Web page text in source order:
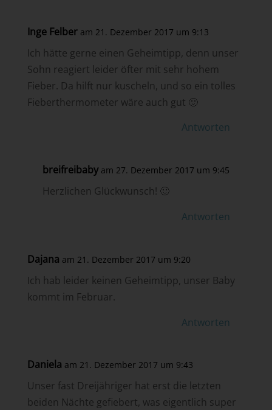
Inge Felber am 21. Dezember 2017 um 9:13
Ich hätte gerne einen Geheimtipp, denn unser
Sohn reagiert leider öfter mit sehr hohem
Fieber. Da hilft nur kuscheln, und so ein tolles
Fieberthermometer wäre auch gut 🙂
Antworten
breifreibaby am 27. Dezember 2017 um 9:45
Herzlichen Glückwunsch! 🙂
Antworten
Dajana am 21. Dezember 2017 um 9:20
Ich hab leider keinen Geheimtipp, unser Baby
kommt im Februar.
Antworten
Daniela am 21. Dezember 2017 um 9:43
Unser fast Dreijähriger hat erst die letzten
beiden Nächte gefiebert, was eigentlich super